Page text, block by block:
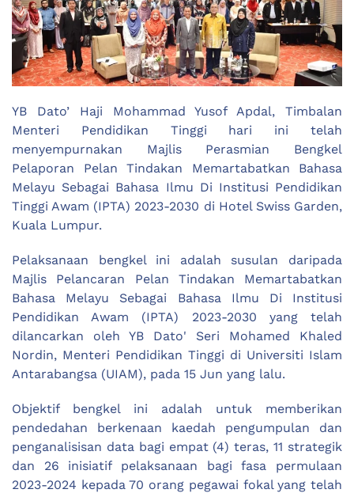
YB Dato’ Haji Mohammad Yusof Apdal, Timbalan
Menteri Pendidikan Tinggi hari ini telah
menyempurnakan Majlis Perasmian Bengkel
Pelaporan Pelan Tindakan Memartabatkan Bahasa
Melayu Sebagai Bahasa Ilmu Di Institusi Pendidikan
Tinggi Awam (IPTA) 2023-2030 di Hotel Swiss Garden,
Kuala Lumpur.
Pelaksanaan bengkel ini adalah susulan daripada
Majlis Pelancaran Pelan Tindakan Memartabatkan
Bahasa Melayu Sebagai Bahasa Ilmu Di Institusi
Pendidikan Awam (IPTA) 2023-2030 yang telah
dilancarkan oleh YB Dato' Seri Mohamed Khaled
Nordin, Menteri Pendidikan Tinggi di Universiti Islam
Antarabangsa (UIAM), pada 15 Jun yang lalu.
Objektif bengkel ini adalah untuk memberikan
pendedahan berkenaan kaedah pengumpulan dan
penganalisisan data bagi empat (4) teras, 11 strategik
dan 26 inisiatif pelaksanaan bagi fasa permulaan
2023-2024 kepada 70 orang pegawai fokal yang telah